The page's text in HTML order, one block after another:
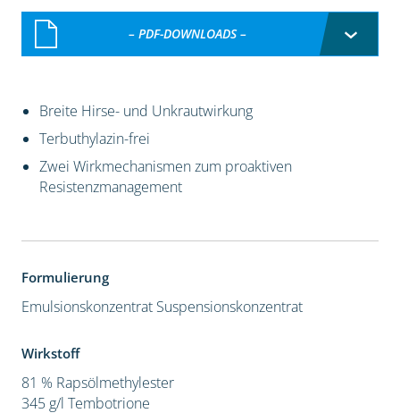
– PDF-DOWNLOADS –
Breite Hirse- und Unkrautwirkung
Terbuthylazin-frei
Zwei Wirkmechanismen zum proaktiven
Resistenzmanagement
Formulierung
Emulsionskonzentrat Suspensionskonzentrat
Wirkstoff
81 % Rapsölmethylester
345 g/l Tembotrione